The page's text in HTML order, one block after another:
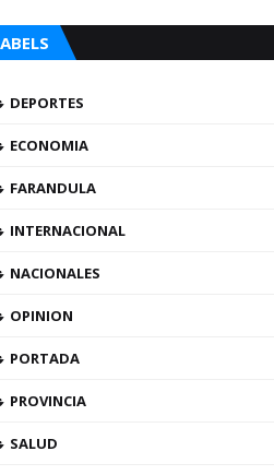
DEPORTES
ECONOMIA
FARANDULA
INTERNACIONAL
NACIONALES
OPINION
PORTADA
PROVINCIA
SALUD